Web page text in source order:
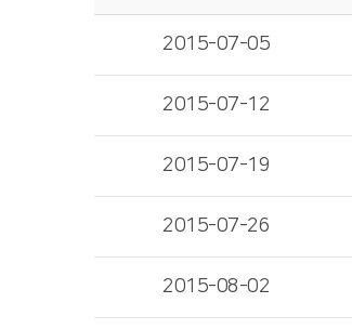
2015-07-05
2015-07-12
2015-07-19
2015-07-26
2015-08-02